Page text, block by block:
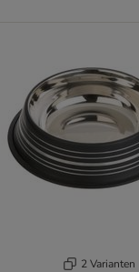
2 Varianten